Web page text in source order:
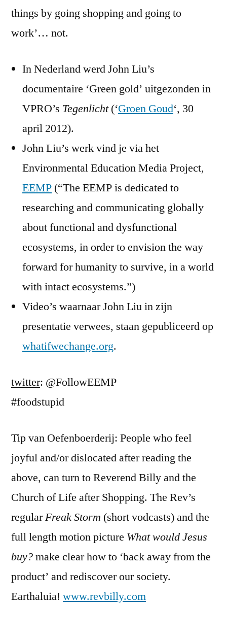
things by going shopping and going to
work’… not.
In Nederland werd John Liu’s
documentaire ‘Green gold’ uitgezonden in
VPRO’s Tegenlicht(‘Groen Goud‘, 30
april 2012).
John Liu’s werk vind je via het
Environmental Education Media Project,
EEMP (“The EEMP is dedicated to
researching and communicating globally
about functional and dysfunctional
ecosystems, in order to envision the way
forward for humanity to survive, in a world
with intact ecosystems.”)
Video’s waarnaar John Liu in zijn
presentatie verwees, staan gepubliceerd op
whatifwechange.org.
twitter: @FollowEEMP
#foodstupid
Tip van Oefenboerderij: People who feel
joyful and/or dislocated after reading the
above, can turn to Reverend Billy and the
Church of Life after Shopping. The Rev’s
regularFreak Storm (short vodcasts) and the
full length motion picture What would Jesus
buy?make clear how to ‘back away from the
product’ and rediscover our society.
Earthaluia! www.revbilly.com